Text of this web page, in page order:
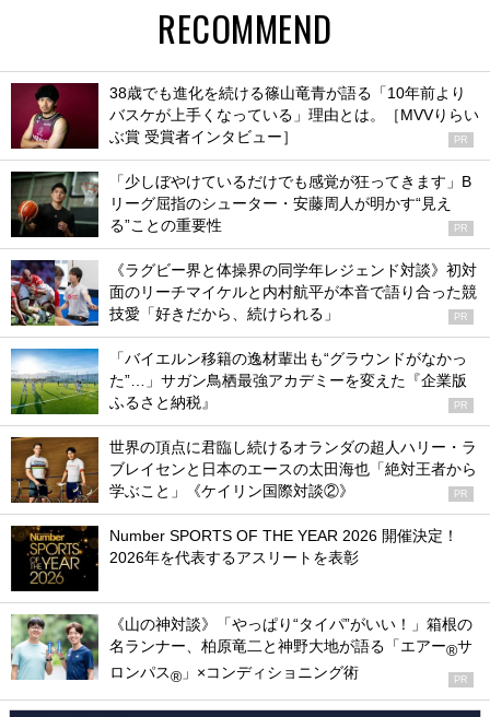
RECOMMEND
38歳でも進化を続ける篠山竜青が語る「10年前より
バスケが上手くなっている」理由とは。［MVVりらい
ぶ賞 受賞者インタビュー］
PR
「少しぼやけているだけでも感覚が狂ってきます」B
リーグ屈指のシューター・安藤周人が明かす“見え
る”ことの重要性
PR
《ラグビー界と体操界の同学年レジェンド対談》初対
面のリーチマイケルと内村航平が本音で語り合った競
技愛「好きだから、続けられる」
PR
「バイエルン移籍の逸材輩出も“グラウンドがなかっ
た”…」サガン鳥栖最強アカデミーを変えた『企業版
ふるさと納税』
PR
世界の頂点に君臨し続けるオランダの超人ハリー・ラ
ブレイセンと日本のエースの太田海也「絶対王者から
学ぶこと」《ケイリン国際対談②》
PR
Number SPORTS OF THE YEAR 2026 開催決定！
2026年を代表するアスリートを表彰
《山の神対談》「やっぱり“タイパ”がいい！」箱根の
名ランナー、柏原竜二と神野大地が語る「エアー®サ
ロンパス® 」×コンディショニング術 PR